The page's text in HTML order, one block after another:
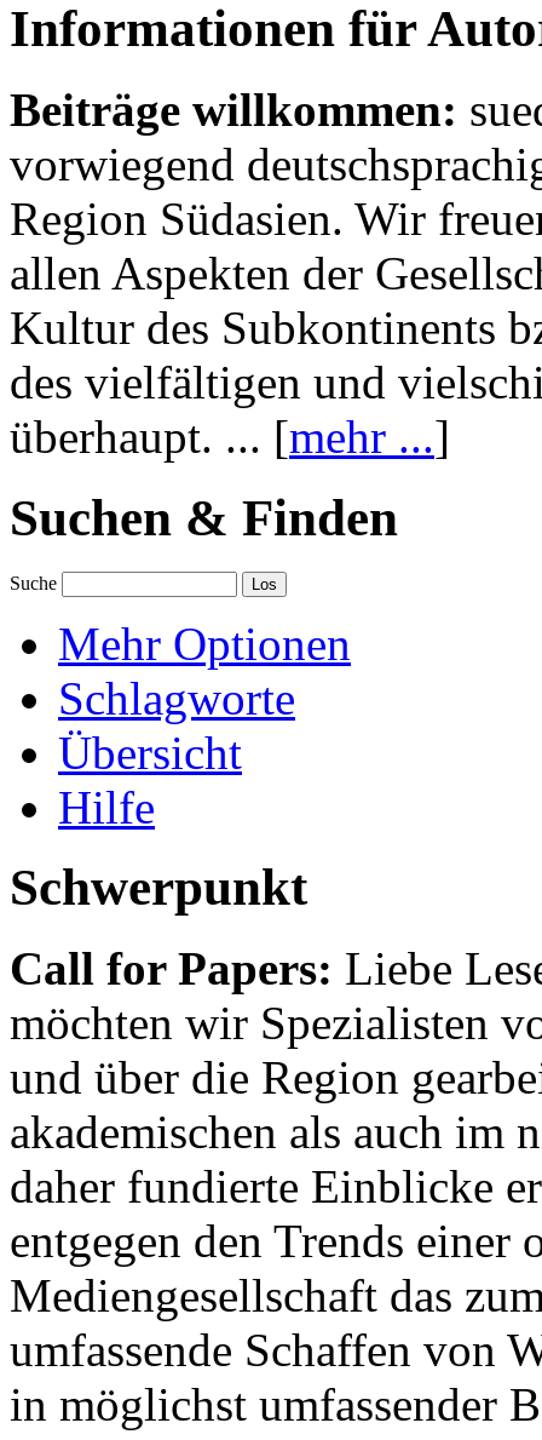
Informationen für
Beiträge willkommen:
vorwiegend
Region Südasien. Wir
allen Aspekten der
Kultur des Subkontinents
des vielfältigen und
überhaupt. ... [mehr ...]
Suchen & Finden
Suche
Mehr Optionen
Schlagworte
Übersicht
Hilfe
Schwerpunkt
Call for Papers: Liebe
möchten wir Spezialisten
und über die Region
akademischen als auch im
daher fundierte Einblicke
entgegen den Trends einer
Mediengesellschaft das
umfassende Schaffen von
in möglichst umfassender